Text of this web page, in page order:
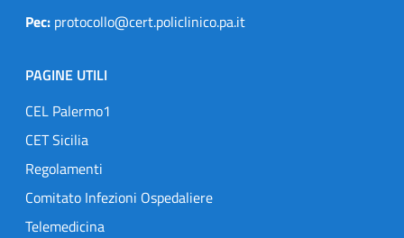
Pec: protocollo@cert.policlinico.pa.it
PAGINE UTILI
CEL Palermo1
CET Sicilia
Regolamenti
Comitato Infezioni Ospedaliere
Telemedicina